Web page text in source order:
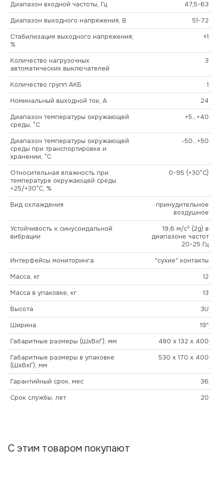
Диапазон входной частоты, Гц
47,5-63
Диапазон выходного напряжения, В
51-72
Стабилизация выходного напряжения,
%
±1
Количество нагрузочных
автоматических выключателей
3
Количество групп АКБ
1
Номинальный выходной ток, А
24
Диапазон температуры окружающей
среды, °С
+5…+40
Диапазон температуры окружающей
среды при транспортировке и
хранении, °С
-50…+50
Относительная влажность при
температуре окружающей среды
+25/+30°С, %
0-95 (+30°С)
Вид охлаждения
принудительное
воздушное
Устойчивость к синусоидальной
вибрации
19,6 м/с² (2g) в
диапазоне частот
20-25 Гц
Интерфейсы мониторинга
"сухие" контакты
Масса, кг
12
Масса в упаковке, кг
13
Высота
3U
Ширина
19"
Габаритные размеры (ШхВхГ), мм
480 x 132 x 400
Габаритные размеры в упаковке
(ШхВхГ), мм
530 x 170 x 400
Гарантийный срок, мес
36
Срок службы, лет
20
С этим товаром покупают